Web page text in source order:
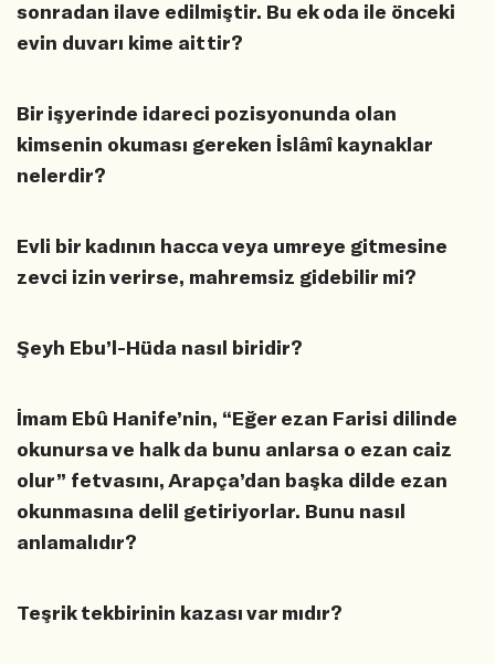
sonradan ilave edilmiştir. Bu ek oda ile önceki
evin duvarı kime aittir?
Bir işyerinde idareci pozisyonunda olan
kimsenin okuması gereken İslâmî kaynaklar
nelerdir?
Evli bir kadının hacca veya umreye gitmesine
zevci izin verirse, mahremsiz gidebilir mi?
Şeyh Ebu’l-Hüda nasıl biridir?
İmam Ebû Hanife’nin, “Eğer ezan Farisi dilinde
okunursa ve halk da bunu anlarsa o ezan caiz
olur” fetvasını, Arapça’dan başka dilde ezan
okunmasına delil getiriyorlar. Bunu nasıl
anlamalıdır?
Teşrik tekbirinin kazası var mıdır?